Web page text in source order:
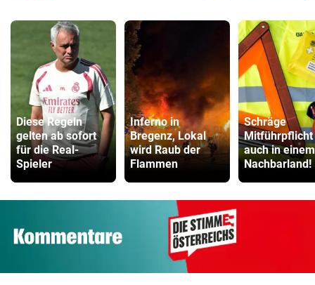
Diese Regeln
gelten ab sofort
für die Real-
Spieler
Inferno in
Bregenz, Lokal
wird Raub der
Flammen
Schräge
Mitführpflicht
auch in einem
Nachbarland!